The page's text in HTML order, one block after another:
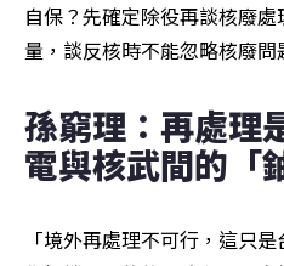
自保？先確定除役再談核廢
量，談反核時不能忽略核廢問
孫窮理：再處理
電與核武間的「
「境外再處理不可行，這只